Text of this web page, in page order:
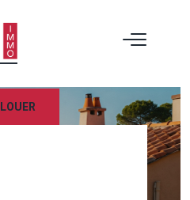
LOUER